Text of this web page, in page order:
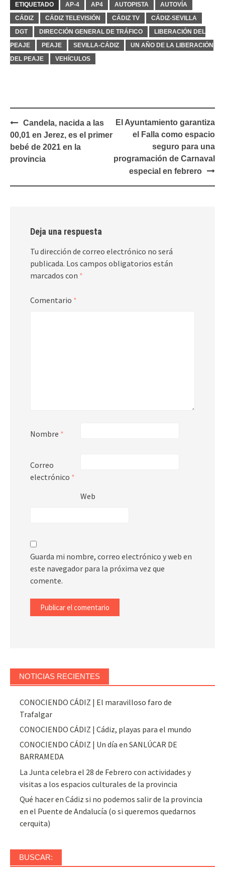
ETIQUETADO AP-4 AP4 AUTOPISTA
AUTOVÍA
CÁDIZ
CÁDIZ TELEVISIÓN CÁDIZ TV
CÁDIZ-SEVILLA
DGT
DIRECCIÓN GENERAL DE TRÁFICO
LIBERACIÓN DEL
PEAJE
PEAJE SEVILLA-CÁDIZ
UN AÑO DE LA LIBERACIÓN
DEL PEAJE
VEHÍCULOS
Navegación
de
entradas
Candela, nacida a las
00,01 en Jerez, es el primer
bebé de 2021 en la
provincia
El Ayuntamiento garantiza
el Falla como espacio
seguro para una
programación de Carnaval
especial en febrero
Deja una respuesta
Tu dirección de correo electrónico no será
publicada. Los campos obligatorios están
marcados con *
Comentario *
Nombre *
Correo
electrónico *
Web
Guarda mi nombre, correo electrónico y web en
este navegador para la próxima vez que
comente.
NOTICIAS RECIENTES
CONOCIENDO CÁDIZ | El maravilloso faro de
Trafalgar
CONOCIENDO CÁDIZ | Cádiz, playas para el mundo
CONOCIENDO CÁDIZ | Un día en SANLÚCAR DE
BARRAMEDA
La Junta celebra el 28 de Febrero con actividades y
visitas a los espacios culturales de la provincia
Qué hacer en Cádiz si no podemos salir de la provincia
en el Puente de Andalucía (o si queremos quedarnos
cerquita)
BUSCAR: